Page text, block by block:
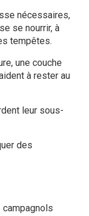
nécessaires,
se nourrir, à
tempêtes.
une couche
à rester au
leur sous-
des